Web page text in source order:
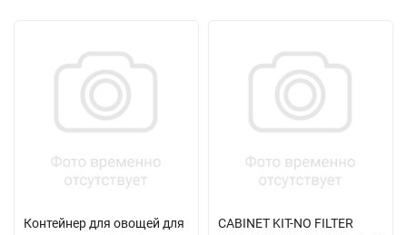
Контейнер для овощей для
CABINET KIT-NO FILTER